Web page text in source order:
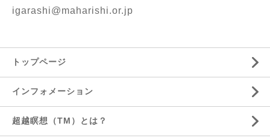
igarashi@maharishi.or.jp
トップページ
インフォメーション
超越瞑想（TM）とは？